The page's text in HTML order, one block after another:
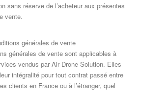
sans réserve de l’acheteur aux présentes
vente.
générales de vente
générales de vente sont applicables à
vendus par Air Drone Solution. Elles
intégralité pour tout contrat passé entre
clients en France ou à l’étranger, quel